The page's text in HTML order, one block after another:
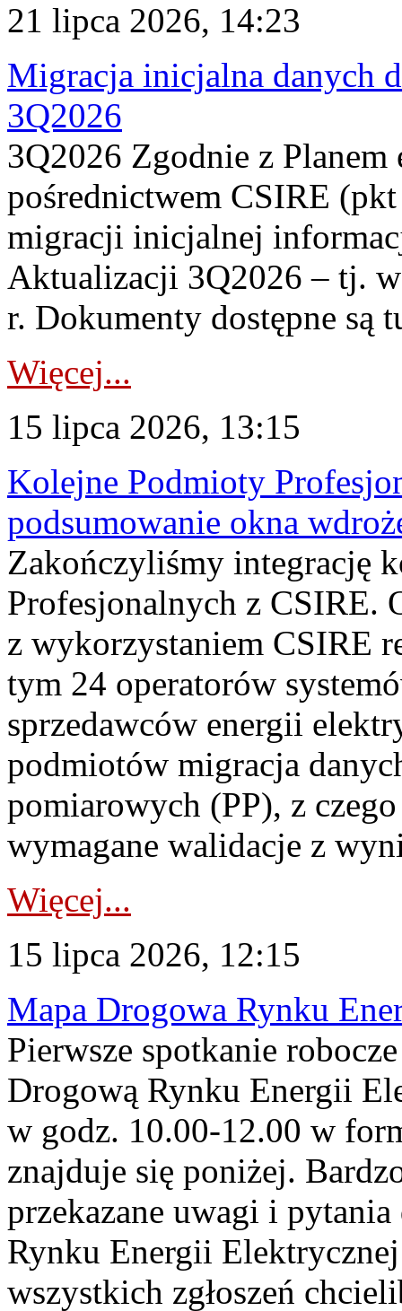
21 lipca 2026, 14:23
Migracja inicjalna danych
3Q2026
3Q2026 Zgodnie z
pośrednictwem CSIRE
migracji inicjalnej
Aktualizacji 3Q2026 – tj.
r. Dokumenty dostępne są
Więcej...
15 lipca 2026, 13:15
Kolejne Podmioty
podsumowanie okna
Zakończyliśmy integrację
Profesjonalnych z CSIRE.
z wykorzystaniem CSIRE
tym 24 operatorów
sprzedawców energii
podmiotów migracja
pomiarowych (PP), z
wymagane walidacje z
Więcej...
15 lipca 2026, 12:15
Mapa Drogowa Rynku
Pierwsze spotkanie
Drogową Rynku Energii
w godz. 10.00-12.00 w
znajduje się poniżej.
przekazane uwagi i
Rynku Energii
wszystkich zgłoszeń